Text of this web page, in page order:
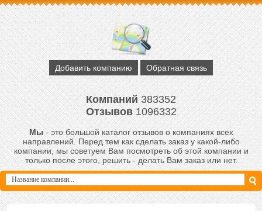
Добавить компанию Обратная связь
Компаний383352
Отзывов1096332
Мы- это большой каталог отзывов о компаниях всех
направлений. Перед тем как сделать заказ у какой-либо
компании, мы советуем Вам посмотреть об этой компании и
только после этого, решить - делать Вам заказ или нет.